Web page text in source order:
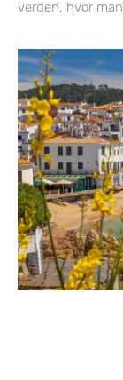
verden, hvor man